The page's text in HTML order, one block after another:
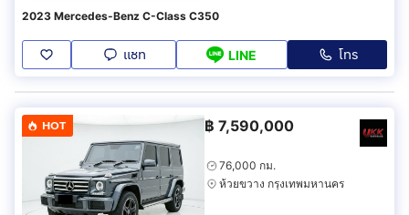
2023 Mercedes-Benz C-Class C350
แชท LINE โทร
HOT ฿ 7,590,000
76,000 กม.
ห้วยขวาง กรุงเทพมหานคร